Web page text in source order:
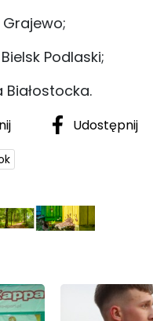
Grajewo;
Podlaski;
Białostocka.
Udostępnij